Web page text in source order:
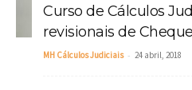
Curso de Cálculos
revisionais de
MH Cálculos Judiciais - 24 abril, 2018